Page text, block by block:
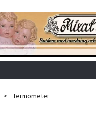
Termometer